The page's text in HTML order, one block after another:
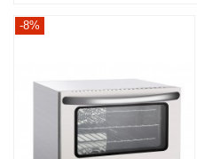
-8%